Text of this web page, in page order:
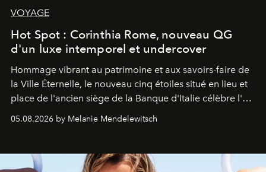
VOYAGE
Hot Spot : Corinthia Rome, nouveau QG
d'un luxe intemporel et undercover
Hommage vibrant au patrimoine et aux savoirs-faire de
la Ville Éternelle, le nouveau cinq étoiles situé en lieu et
place de l'ancien siège de la Banque d'Italie célèbre l'art
de vivre Romain dans toute son élégance intemporelle.
05.08.2026 by Melanie Mendelewitsch